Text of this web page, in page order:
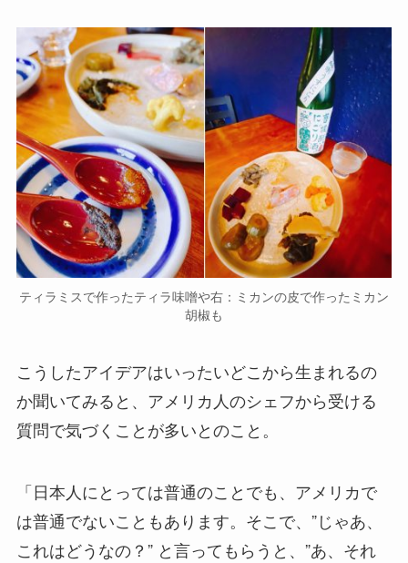
ティラミスで作ったティラ味噌や右：ミカンの皮で作ったミカン
胡椒も
こうしたアイデアはいったいどこから生まれるの
か聞いてみると、アメリカ人のシェフから受ける
質問で気づくことが多いとのこと。
「日本人にとっては普通のことでも、アメリカで
は普通でないこともあります。そこで、”じゃあ、
これはどうなの？” と言ってもらうと、”あ、それ